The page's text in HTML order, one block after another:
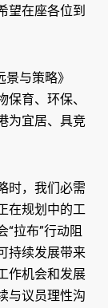
望在座各位到
与策略》
育、环保、
为宜居、具竞
时，我们必需
在规划中的工
拉布”行动阻
持续发展带来
作机会和发展
与议员理性沟